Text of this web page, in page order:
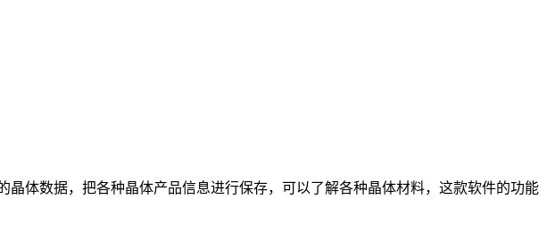
体数据，把各种晶体产品信息进行保存，可以了解各种晶体材料，这款软件的功能